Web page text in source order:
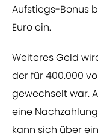
Aufstiegs-Bonus
Euro ein.
Weiteres Geld
der für 400.000
gewechselt war.
eine
kann sich über